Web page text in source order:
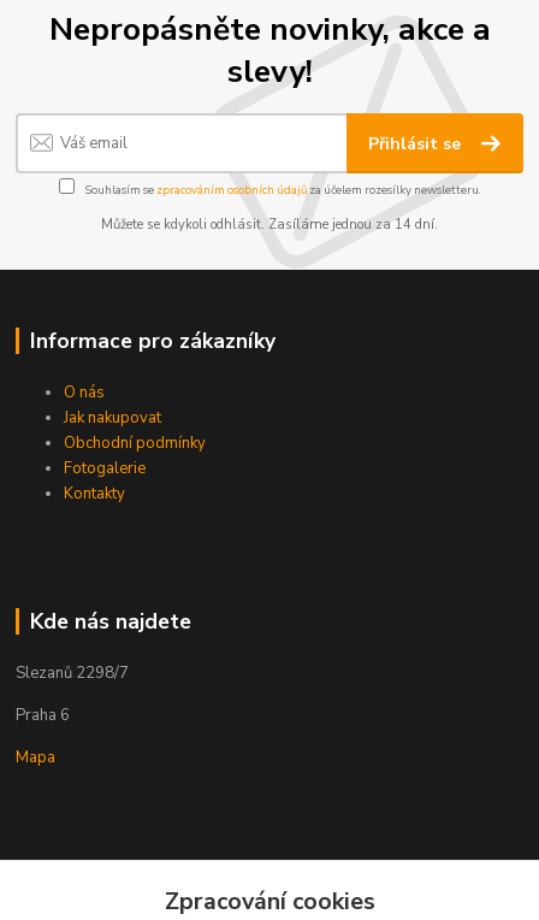
Nepropásněte novinky, akce a
slevy!
Přihlásit se
Souhlasím se zpracováním osobních údajůza účelem rozesílky newsletteru.
Můžete se kdykoli odhlásit. Zasíláme jednou za 14 dní.
Informace pro zákazníky
O nás
Jak nakupovat
Obchodní podmínky
Fotogalerie
Kontakty
Kde nás najdete
Slezanů 2298/7
Praha 6
Mapa
Zpracování cookies